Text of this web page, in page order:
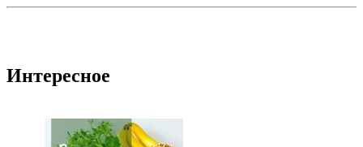
Интересное